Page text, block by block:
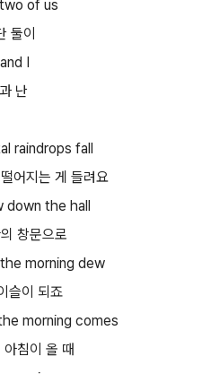
of us
둘이
I
난
raindrops fall
어지는 게 들려요
the hall
창문으로
morning dew
슬이 되죠
morning comes
침이 올 때